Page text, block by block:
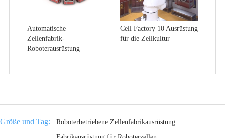
Automatische
Zellenfabrik-
Roboterausrüstung
Cell Factory 10 Ausrüstung
für die Zellkultur
Größe und Tag:
Roboterbetriebene Zellenfabrikausrüstung